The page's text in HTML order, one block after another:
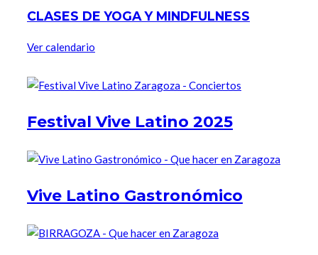
CLASES DE YOGA Y MINDFULNESS
Ver calendario
Festival Vive Latino 2025
Vive Latino Gastronómico